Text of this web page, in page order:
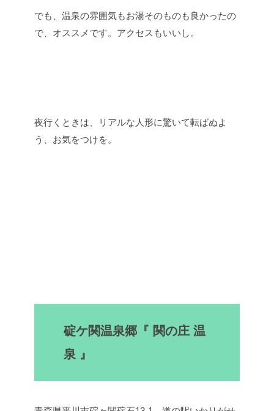
でも、温泉の雰囲気もお湯そのものも良かったの
で、オススメです。アクセスもいいし。
夜行くときは、リアルな人形に驚いて転ばぬよ
う、お気をつけを。
碇ケ関温泉郷『 関の庄 温
泉 』